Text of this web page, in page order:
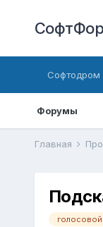
Софтодром
Форумы
Главная